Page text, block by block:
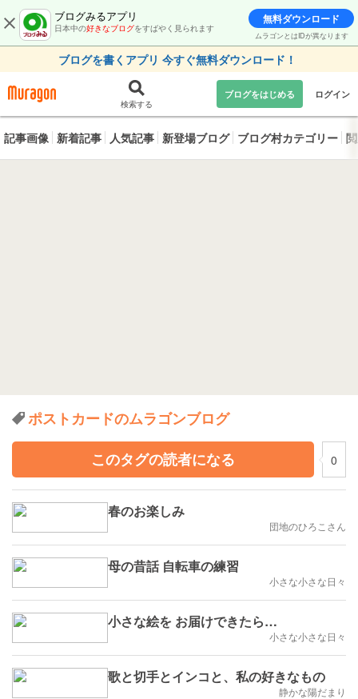
ブログみるアプリ
日本中の好きなブログをすばやく見られます
無料ダウンロード
ムラゴンとはIDが異なります
ブログを書くアプリ 今すぐ無料ダウンロード！
検索する
ブログをはじめる ログイン
記事画像 新着記事 人気記事 新登場ブログ ブログ村カテゴリー
ポストカードのムラゴンブログ
このタグの読者になる
0
春のお楽しみ
団地のひろこさん
母の昔話 自転車の練習
小さな小さな日々
小さな絵を お届けできたら…
小さな小さな日々
歌と切手とインコと、私の好きなもの
静かな陽だまり